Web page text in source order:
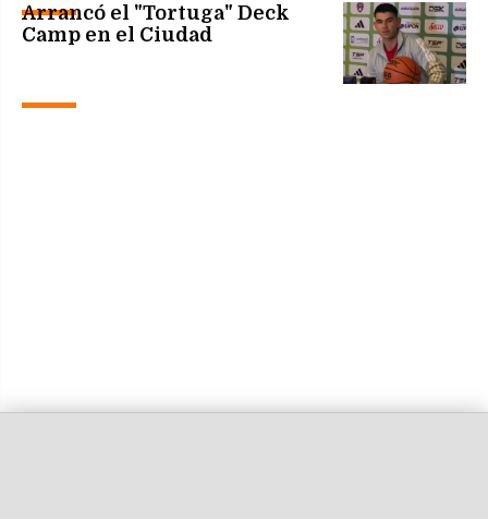
Arrancó el "Tortuga" Deck
Camp en el Ciudad